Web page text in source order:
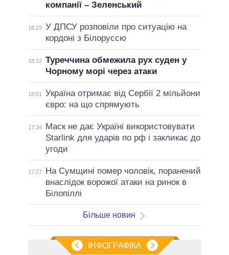
компанії – Зеленський
18:23 У ДПСУ розповіли про ситуацію на
кордоні з Білоруссю
18:12 Туреччина обмежила рух суден у
Чорному морі через атаки
18:01
Україна отримає від Сербії 2 мільйони
євро: на що спрямують
17:34
Маск не дає Україні використовувати
Starlink для ударів по рф і закликає до
угоди
17:27
На Сумщині помер чоловік, поранений
внаслідок ворожої атаки на ринок в
Білопіллі
Більше новин
ІНФОГРАФІКА